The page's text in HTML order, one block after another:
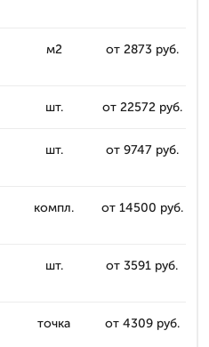
м2 от 2873 руб.
шт. от 22572 руб.
шт. от 9747 руб.
компл. от 14500 руб.
шт. от 3591 руб.
точка от 4309 руб.